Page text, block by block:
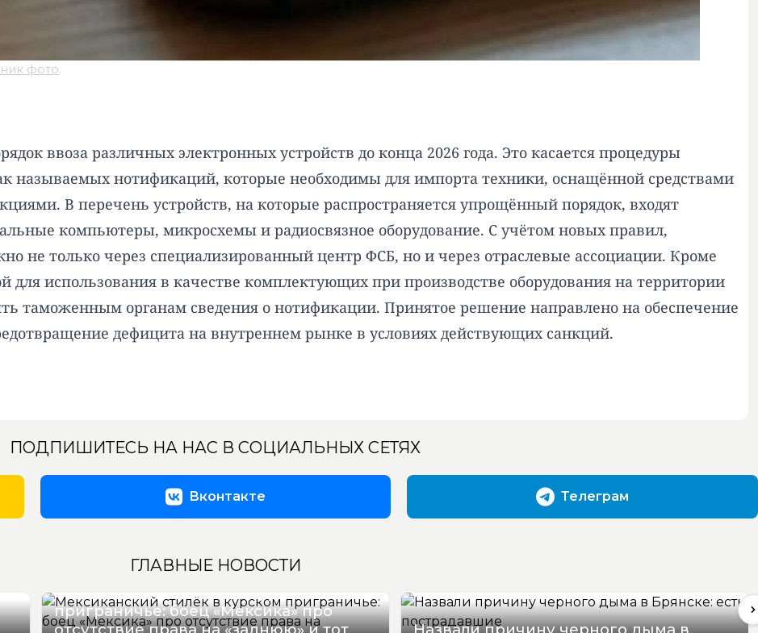
фото.
ввоза различных электронных устройств до конца 2026 года. Это касается процедуры
называемых нотификаций, которые необходимы для импорта техники, оснащённой средствами
В перечень устройств, на которые распространяется упрощённый порядок, входят
компьютеры, микросхемы и радиосвязное оборудование. С учётом новых правил,
не только через специализированный центр ФСБ, но и через отраслевые ассоциации. Кроме
для использования в качестве комплектующих при производстве оборудования на территории
таможенным органам сведения о нотификации. Принятое решение направлено на обеспечение
дефицита на внутреннем рынке в условиях действующих санкций.
ПОДПИШИТЕСЬ НА НАС В СОЦИАЛЬНЫХ СЕТЯХ
Вконтакте Телеграм
ГЛАВНЫЕ НОВОСТИ
Мексиканский стилёк в курском
приграничье: боец «Мексика» про